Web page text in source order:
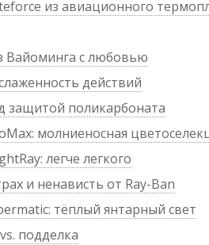
из авиационного
Вайоминга с любовью
действий
защитой поликарбоната
молниеносная
легче легкого
и ненависть от Ray-Ban
тёплый янтарный свет
подделка